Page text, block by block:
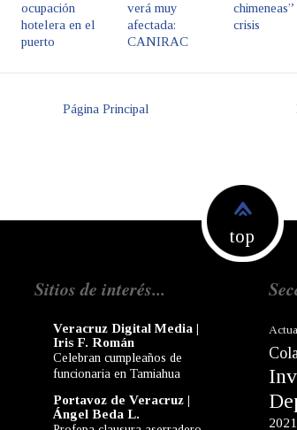
ocupación
hotelera en el
puerto
verá muy
afectada:
CANIRAC
chimeneas”
crisis
Página Principal
top
Sitios de interés...
Veracruz Digital Media |
Iris F. Román
Celebran cumpleaños de
funcionaria en Tamiahua
Portavoz de Veracruz |
Ángel Beda L.
2021